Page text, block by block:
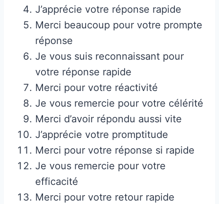
J’apprécie votre réponse rapide
Merci beaucoup pour votre prompte
réponse
Je vous suis reconnaissant pour
votre réponse rapide
Merci pour votre réactivité
Je vous remercie pour votre célérité
Merci d’avoir répondu aussi vite
J’apprécie votre promptitude
Merci pour votre réponse si rapide
Je vous remercie pour votre
efficacité
Merci pour votre retour rapide